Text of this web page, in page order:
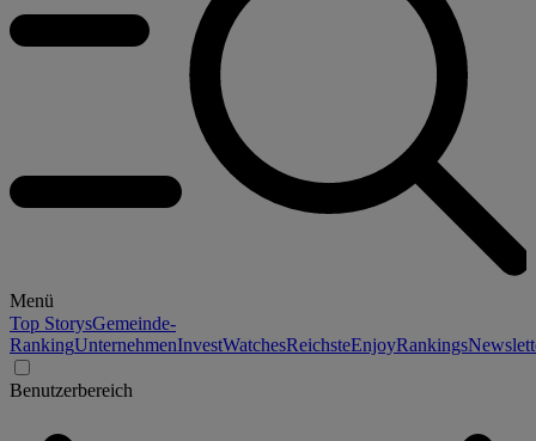
Menü
Top StorysGemeinde-
RankingUnternehmenInvestWatchesReichsteEnjoyRankings
Benutzerbereich